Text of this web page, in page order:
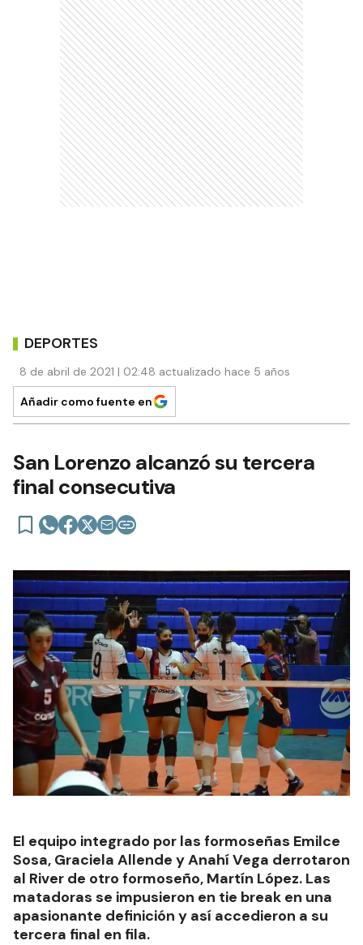
DEPORTES
8 de abril de 2021 | 02:48 actualizado hace 5 años
Añadir como fuente en
San Lorenzo alcanzó su tercera
final consecutiva
El equipo integrado por las formoseñas Emilce
Sosa, Graciela Allende y Anahí Vega derrotaron
al River de otro formoseño, Martín López. Las
matadoras se impusieron en tie break en una
apasionante definición y así accedieron a su
tercera final en fila.